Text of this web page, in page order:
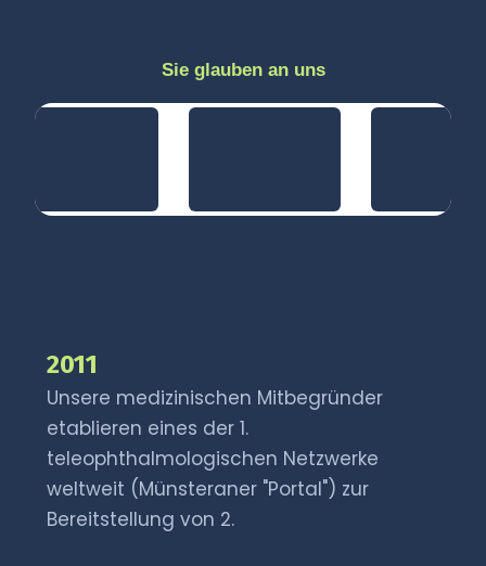
Sie glauben an uns
2011
Unsere medizinischen Mitbegründer
etablieren eines der 1.
teleophthalmologischen Netzwerke
weltweit (Münsteraner "Portal") zur
Bereitstellung von 2.